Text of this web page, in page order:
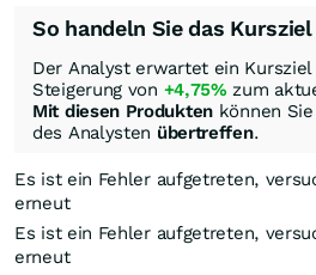
So handeln Sie das Kursziel
Der Analyst erwartet ein Kursziel
Steigerung von +4,75% zum
Mit diesen Produkten können
des Analysten übertreffen.
Es ist ein Fehler aufgetreten,
erneut
Es ist ein Fehler aufgetreten,
erneut